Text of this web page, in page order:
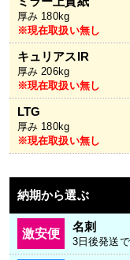
厚み 180kg
※現在取扱い無し
キュリアスIR
厚み 206kg
※現在取扱い無し
LTG
厚み 180kg
※現在取扱い無し
納期から選ぶ
激安便 名刺
3日後発送